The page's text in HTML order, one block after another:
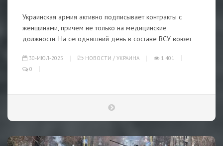
Украинская армия активно подписывает контракты с
женщинами, причем не только на медицинские
должности. На сегодняшний день в составе ВСУ воюет
30-ИЮЛ-2025 НОВОСТИ / УКРАИНА
1 401
0